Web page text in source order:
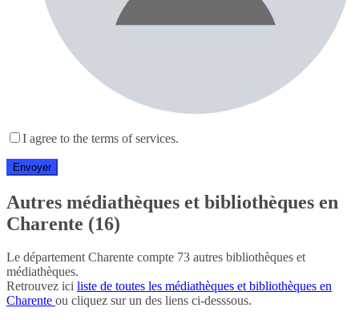
I agree to the terms of services.
Autres médiathèques et bibliothèques en
Charente (16)
Le département Charente compte 73 autres bibliothèques et
médiathèques.
Retrouvez ici liste de toutes les médiathèques et bibliothèques en
Charente ou cliquez sur un des liens ci-desssous.